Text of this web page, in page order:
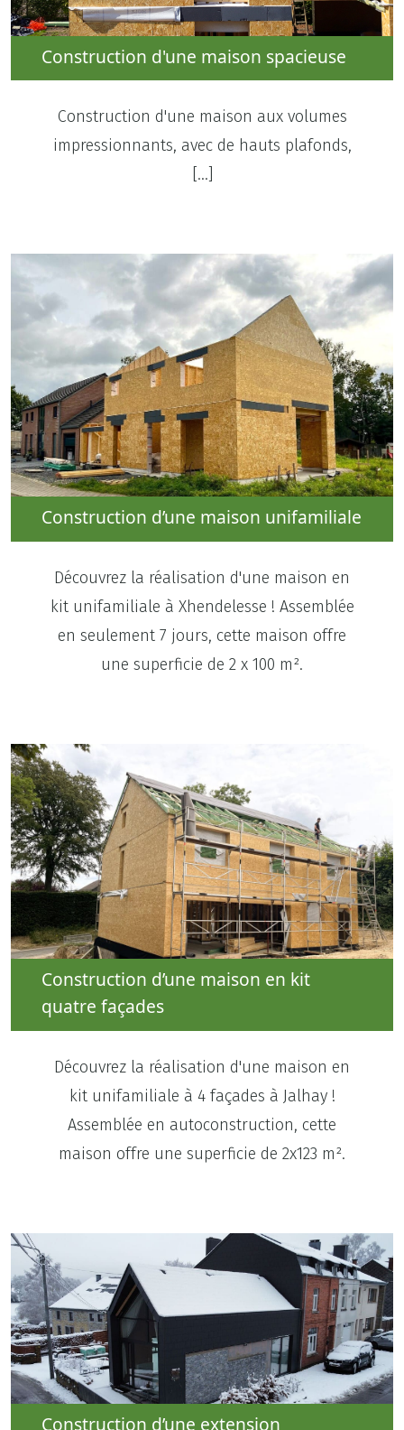
Construction d'une maison spacieuse
Construction d'une maison aux volumes
impressionnants, avec de hauts plafonds,
[…]
Construction d’une maison unifamiliale
Découvrez la réalisation d'une maison en
kit unifamiliale à Xhendelesse ! Assemblée
en seulement 7 jours, cette maison offre
une superficie de 2 x 100 m².
Construction d’une maison en kit
quatre façades
Découvrez la réalisation d'une maison en
kit unifamiliale à 4 façades à Jalhay !
Assemblée en autoconstruction, cette
maison offre une superficie de 2x123 m².
Construction d’une extension